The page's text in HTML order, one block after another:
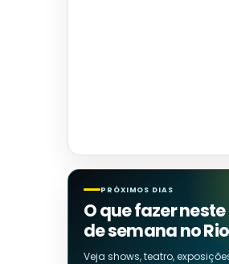
PRÓXIMOS DIAS
O que fazer
de semana no
Veja shows, teatro,